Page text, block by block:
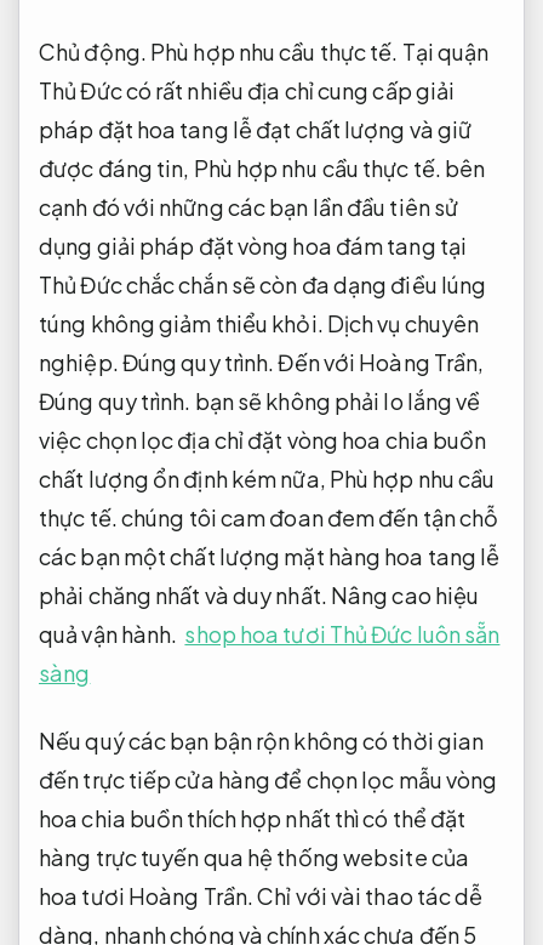
Chủ động. Phù hợp nhu cầu thực tế. Tại quận
Thủ Đức có rất nhiều địa chỉ cung cấp giải
pháp đặt hoa tang lễ đạt chất lượng và giữ
được đáng tin, Phù hợp nhu cầu thực tế. bên
cạnh đó với những các bạn lần đầu tiên sử
dụng giải pháp đặt vòng hoa đám tang tại
Thủ Đức chắc chắn sẽ còn đa dạng điều lúng
túng không giảm thiểu khỏi. Dịch vụ chuyên
nghiệp.Đúng quy trình.Đến với Hoàng Trần,
Đúng quy trình. bạn sẽ không phải lo lắng về
việc chọn lọc địa chỉ đặt vòng hoa chia buồn
chất lượng ổn định kém nữa, Phù hợp nhu cầu
thực tế.chúng tôi cam đoan đem đến tận chỗ
các bạn một chất lượng mặt hàng hoa tang lễ
phải chăng nhất và duy nhất. Nâng cao hiệu
quả vận hành. shop hoa tươi Thủ Đức luôn sẵn
sàng
Nếu quý các bạn bận rộn không có thời gian
đến trực tiếp cửa hàng để chọn lọc mẫu vòng
hoa chia buồn thích hợp nhất thì có thể đặt
hàng trực tuyến qua hệ thống website của
hoa tươi Hoàng Trần. Chỉ với vài thao tác dễ
dàng, nhanh chóng và chính xác chưa đến 5